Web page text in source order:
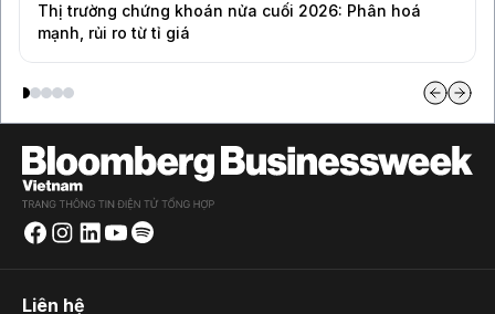
AI cần được quản lý đến đâu? Góc nhìn từ Jason
Furman
Liên hệ